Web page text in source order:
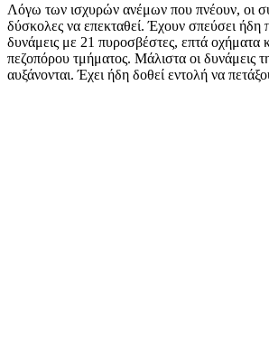
Λόγω των ισχυρών ανέμων που πνέουν, οι
δύσκολες να επεκταθεί. Έχουν σπεύσει ήδη
δυνάμεις με 21 πυροσβέστες, επτά οχήματα
πεζοπόρου τμήματος. Μάλιστα οι δυνάμεις
αυξάνονται. Έχει ήδη δοθεί εντολή να